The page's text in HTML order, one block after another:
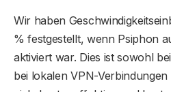
Wir haben
% festgestellt, wenn Psiphon
aktiviert war. Dies ist sowohl
bei lokalen VPN-